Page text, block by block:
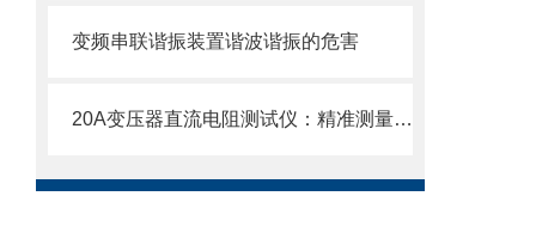
变频串联谐振装置谐波谐振的危害
20A变压器直流电阻测试仪：精准测量，快速诊断